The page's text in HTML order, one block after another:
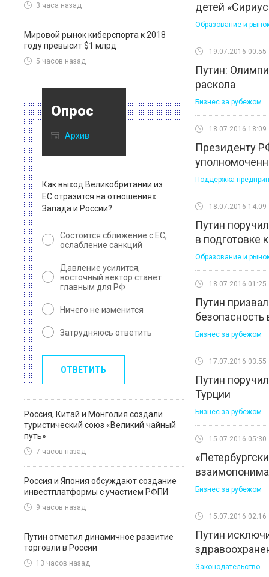
3 часа назад
Мировой рынок киберспорта к 2018
году превысит $1 млрд
5 часов назад
Опрос
Архив
Как выход Великобритании из
ЕС отразится на отношениях
Запада и России?
Состоится сближение с ЕС,
ослабление санкций
Давление усилится,
восточный вектор станет
главным для РФ
Ничего не изменится
Затрудняюсь ответить
ОТВЕТИТЬ
Россия, Китай и Монголия создали
туристический союз «Великий чайный
путь»
7 часов назад
Россия и Япония обсуждают создание
инвестплатформы с участием РФПИ
9 часов назад
Путин отметил динамичное развитие
торговли в России
13 часов назад
детей
Образование и
19.07.2016 00:55
Путин:
раскола
Бизнес за рубежом
18.07.2016 18:09
Президенту
Поддержка
18.07.2016 14:09
Путин
в подготовке
Образование и
18.07.2016 01:25
Путин
безопасность
Бизнес за рубежом
17.07.2016 03:55
Путин
Турции
Бизнес за рубежом
15.07.2016 05:30
Бизнес за рубежом
15.07.2016 02:16
Путин
Законодательство